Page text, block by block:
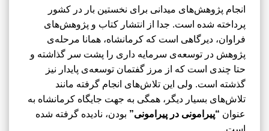
انجام پژوهش‌های میدانی برای نخستین بار در کشور
پرداخته شده است. جدا از انتشار کتاب و پژوهش‌های
فراوان، دیرگاهی است که کرمانشاه، همانا مرحله‌ی
پژوهش در توسعه‌ی سرمایه داری را پشت سر گذاشته و
حتا چندی است که از مرز گفتمان توسعه‌ی پایدار نیز
گذشته است. ولی این تلاش‌های انجام گرفته مانند
تلاش‌های بسیار دیگر، همگی به جهت جایگاه کرمانشاه به
عنوان “پیرامونی در پیرامونی” بودن، نادیده گرفته شده
است.